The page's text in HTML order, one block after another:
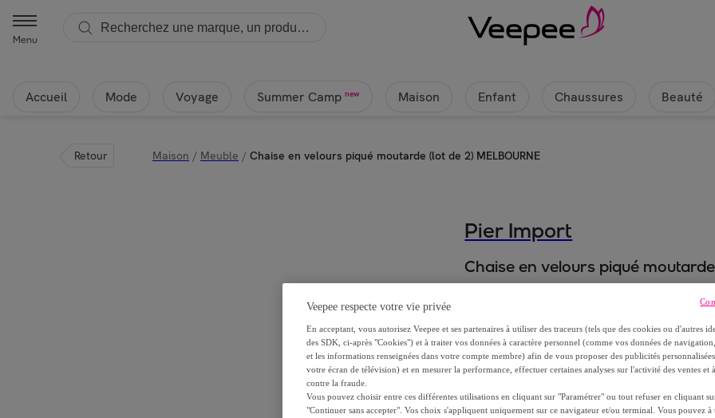
Menu
Accueil Mode Voyage Summer Camp new Maison Enfant Chaussures Beauté
Retour Maison / Meuble / Chaise en velours piqué moutarde (lot de 2) MELBOURNE
Pier Import
Chaise en velours piqué
349,00 €
31
Veepee respecte votre vie privée
En acceptant, vous autorisez Veepee et ses partenaires à utiliser des traceurs (tels que des cookies ou d'autres
des SDK, ci-après "Cookies") et à traiter vos données à caractère personnel (comme vos données de
et les informations renseignées dans votre compte membre) afin de vous proposer des publicités
votre écran de télévision) et en mesurer la performance, effectuer certaines analyses sur l'activité des ventes et
contre la fraude.
Vous pouvez choisir entre ces différentes utilisations en cliquant sur "Paramétrer" ou tout refuser en cliquant
"Continuer sans accepter". Vos choix s'appliquent uniquement sur ce navigateur et/ou terminal. Vous pouvez